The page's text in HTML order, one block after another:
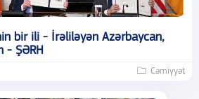
bir ili - İrəliləyən Azərbaycan,
- ŞƏRH
Cəmiyyət